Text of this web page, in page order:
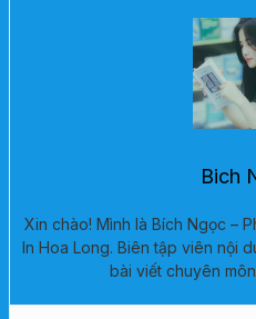
Bich
Xin chào! Mình là Bích Ngọc –
In Hoa Long. Biên tập viên nội
bài viết chuyên